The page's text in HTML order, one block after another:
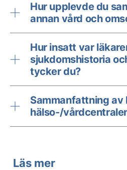
Hur upplevde du
annan vård och
Hur insatt var
sjukdomshistoria
tycker du?
Sammanfattning av
hälso-/
Läs mer